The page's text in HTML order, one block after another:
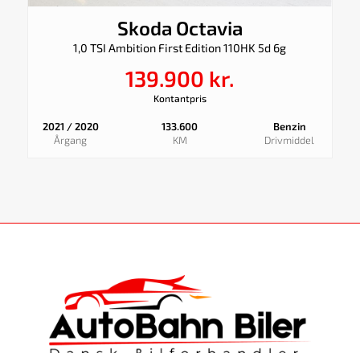
Skoda Octavia
1,0 TSI Ambition First Edition 110HK 5d 6g
139.900 kr.
Kontantpris
2021 / 2020
Årgang
133.600
KM
Benzin
Drivmiddel